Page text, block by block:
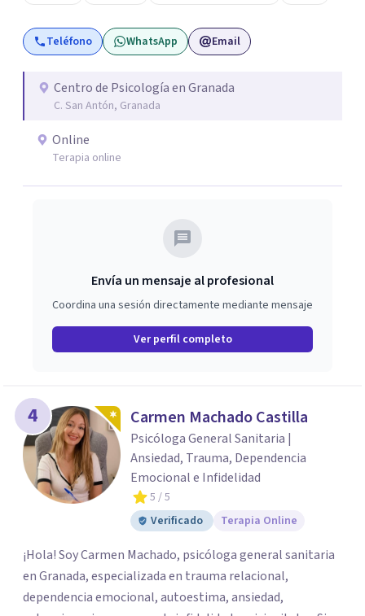
la terapia de aceptación y compromiso, o incluiremos
herramientas de coaching, para trabajar la situación y los
Teléfono WhatsApp Email
Centro de Psicología en Granada
C. San Antón, Granada
Online
Terapia online
Envía un mensaje al profesional
Coordina una sesión directamente mediante mensaje
Ver perfil completo
4 Carmen Machado Castilla
Psicóloga General Sanitaria |
Ansiedad, Trauma, Dependencia
Emocional e Infidelidad
5 / 5
Verificado
Terapia Online
¡Hola! Soy Carmen Machado, psicóloga general sanitaria
en Granada, especializada en trauma relacional,
dependencia emocional, autoestima, ansiedad,